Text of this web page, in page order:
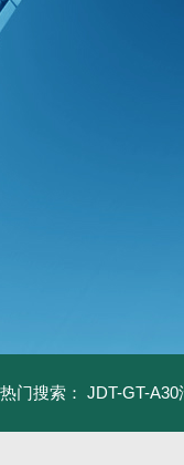
热门搜索： JDT-GT-